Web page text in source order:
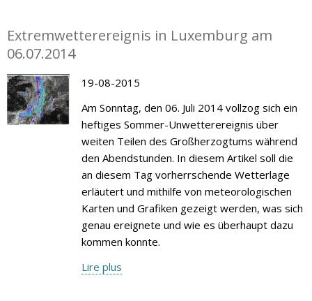
Extremwetterereignis in Luxemburg am
06.07.2014
19-08-2015
Am Sonntag, den 06. Juli 2014 vollzog sich ein
heftiges Sommer-Unwetterereignis über
weiten Teilen des Großherzogtums während
den Abendstunden. In diesem Artikel soll die
an diesem Tag vorherrschende Wetterlage
erläutert und mithilfe von meteorologischen
Karten und Grafiken gezeigt werden, was sich
genau ereignete und wie es überhaupt dazu
kommen konnte.
Lire plus